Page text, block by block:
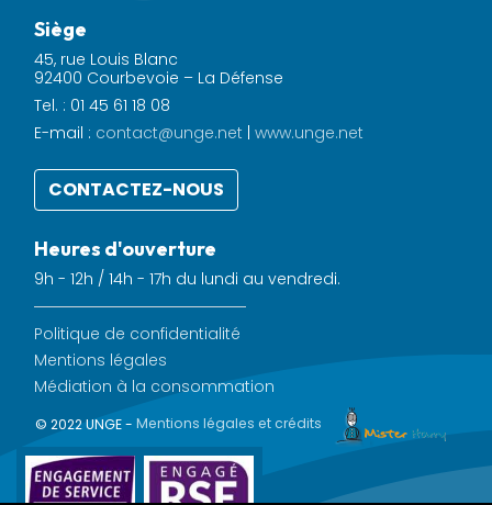
Siège
45, rue Louis Blanc
92400 Courbevoie – La Défense
Tel. : 01 45 61 18 08
E-mail : contact@unge.net | www.unge.net
CONTACTEZ-NOUS
Heures d'ouverture
9h - 12h / 14h - 17h du lundi au vendredi.
Politique de confidentialité
Mentions légales
Médiation à la consommation
© 2022 UNGE - Mentions légales et crédits